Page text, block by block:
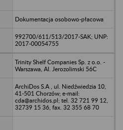
Dokumentacja osobowo-płacowa
992700/611/513/2017-SAK; UNP:
2017-00054755
Trinity Shelf Companies Sp. z o.o. -
Warszawa, Al. Jerozolimski 56C
ArchiDos S.A , ul. Niedźwiedzia 10,
41-501 Chorzów; e-mail:
cda@archidos.pl; tel. 32 721 99 12,
32739 15 36, fax. 32 355 68 70